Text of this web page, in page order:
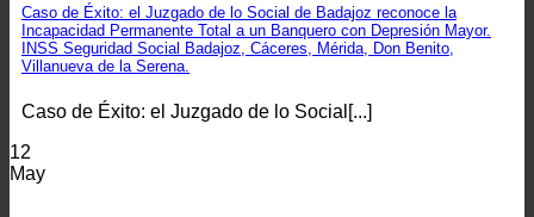
Caso de Éxito: el Juzgado de lo Social de Badajoz reconoce la
Incapacidad Permanente Total a un Banquero con Depresión Mayor.
INSS Seguridad Social Badajoz, Cáceres, Mérida, Don Benito,
Villanueva de la Serena.
Caso de Éxito: el Juzgado de lo Social[...]
12
May